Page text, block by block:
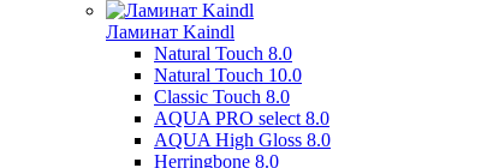
Ламинат Kaindl
Natural Touch 8.0
Natural Touch 10.0
Classic Touch 8.0
AQUA PRO select 8.0
AQUA High Gloss 8.0
Herringbone 8.0